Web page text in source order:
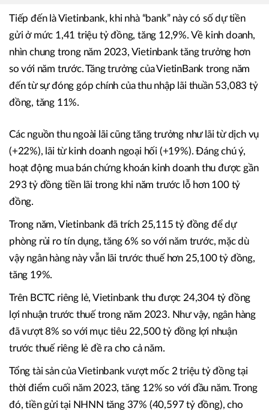
Tiếp đến là Vietinbank, khi nhà “bank” này có số dự tiền
gửi ở mức 1,41 triệu tỷ đồng, tăng 12,9%. Về kinh doanh,
nhìn chung trong năm 2023, Vietinbank tăng trưởng hơn
so với năm trước. Tăng trưởng của VietinBank trong năm
đến từ sự đóng góp chính của thu nhập lãi thuần 53,083 tỷ
đồng, tăng 11%.
Các nguồn thu ngoài lãi cũng tăng trưởng như lãi từ dịch vụ
(+22%), lãi từ kinh doanh ngoại hối (+19%). Đáng chú ý,
hoạt động mua bán chứng khoán kinh doanh thu được gần
293 tỷ đồng tiền lãi trong khi năm trước lỗ hơn 100 tỷ
đồng.
Trong năm, Vietinbank đã trích 25,115 tỷ đồng để dự
phòng rủi ro tín dụng, tăng 6% so với năm trước, mặc dù
vậy ngân hàng này vẫn lãi trước thuế hơn 25,100 tỷ đồng,
tăng 19%.
Trên BCTC riêng lẻ, Vietinbank thu được 24,304 tỷ đồng
lợi nhuận trước thuế trong năm 2023. Như vậy, ngân hàng
đã vượt 8% so với mục tiêu 22,500 tỷ đồng lợi nhuận
trước thuế riêng lẻ đề ra cho cả năm.
Tổng tài sản của Vietinbank vượt mốc 2 triệu tỷ đồng tại
thời điểm cuối năm 2023, tăng 12% so với đầu năm. Trong
đó, tiền gửi tại NHNN tăng 37% (40,597 tỷ đồng), cho